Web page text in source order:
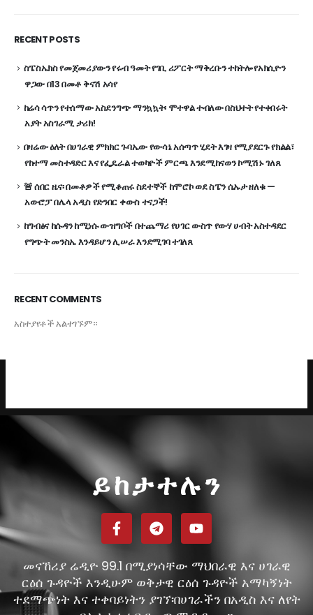
RECENT POSTS
ስፔስኤክስ የመጀመሪያውን የሩብ ዓመት የገቢ ሪፖርት ማቅረቡን ተከትሎ የአክሲዮን
ዋጋው በ13 በመቶ ቅናሽ አሳየ
ከሬሳ ሳጥን የተሰማው አስደንግጭ ማንኳኳት፡ ሞተዋል ተብለው በስህተት የተቀበሩት
አያት አስገራሚ ታሪክ!
በዛሬው ዕለት በሀገራዊ ምክክር ጉባኤው የውሳኔ አሰጣጥ ሂደት እገዛ የሚያደርጉ የክልል፣
የከተማ መስተዳድር እና የፌዴራል ተወካዮች ምርጫ እንደሚከናወን ኮሚሽኑ ገለጸ
🚨 ሰበር ዜና፡ በመቶዎች የሚቆጠሩ ስደተኞች ከሞሮኮ ወደ ስፔን ሴኡታ ዘለቁ —
አውሮፓ በሌላ አዲስ የድንበር ቀውስ ተናጋች!
ከግብፅና ከሱዳን ከሚነሱ ውዝግቦች በተጨማሪ የሀገር ውስጥ የውሃ ሀብት አስተዳደር
የግጭት መንስኤ እንዳይሆን ሊሠራ እንደሚገባ ተገለጸ
RECENT COMMENTS
አስተያየቶች አልተገኙም።
ይከታተሉን
መናኸሪያ ሬዲዮ 99.1 በሚያነሳቸው ማህበራዊ እና ሀገራዊ
ርዕሰ ጉዳዮች እንዲሁም ወቅታዊ ርዕሰ ጉዳዮች አማካኝነት
ተደማጭነት እና ተቀባይነትን ያገኘ፡በሀገራችን በአዲስ እና ለየት